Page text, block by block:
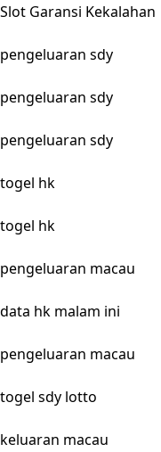
Slot Garansi Kekalahan
pengeluaran sdy
pengeluaran sdy
pengeluaran sdy
togel hk
togel hk
pengeluaran macau
data hk malam ini
pengeluaran macau
togel sdy lotto
keluaran macau